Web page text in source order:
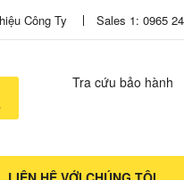
Công Ty Sales 1: 0965
Tra cứu bảo hành